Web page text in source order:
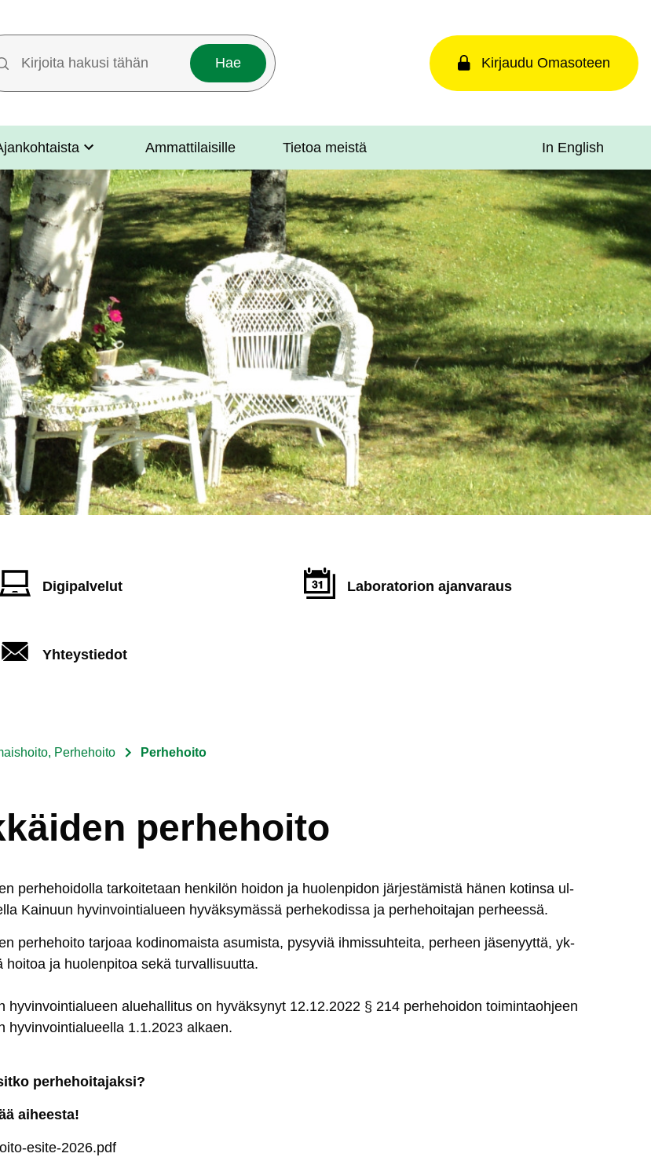
Kirjaudu Omasoteen
Ammattilaisille Tietoa meistä In English
Digipalvelut Laboratorion ajanvaraus
Yhteystiedot
Perhehoito Perhehoito
perhehoito
per­he­hoi­dol­la tar­koi­te­taan hen­ki­lön hoi­don ja huo­len­pi­don jär­jes­tä­mis­tä hä­nen ko­tin­sa ul­
Kai­nuun hy­vin­voin­tia­lueen hy­väk­sy­mäs­sä per­he­ko­dis­sa ja per­he­hoi­ta­jan per­hees­sä.
per­he­hoi­to tar­joaa ko­di­no­mais­ta asu­mis­ta, py­sy­viä ih­mis­suh­tei­ta, per­heen jä­se­nyyt­tä, yk­
hoi­toa ja huo­len­pi­toa se­kä tur­val­li­suut­ta.
hy­vin­voin­tia­lueen alue­hal­li­tus on hy­väk­sy­nyt 12.12.2022 § 214per­he­hoi­don toi­min­taoh­jeen
hy­vin­voin­tia­lueel­la 1.1.2023 al­kaen.
per­he­hoi­ta­jak­si?
ai­hees­ta!
esi­te-2026.pdf